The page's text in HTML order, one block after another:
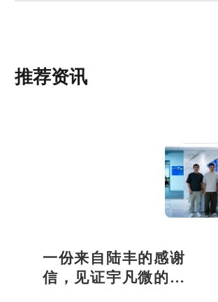
推荐资讯
一份来自陆丰的感谢
信，见证宇凡微的社